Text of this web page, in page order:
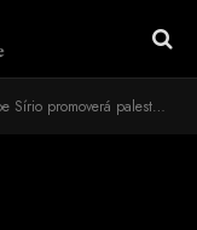
palestra sobre a contribuição do Islamismo para a humanidade